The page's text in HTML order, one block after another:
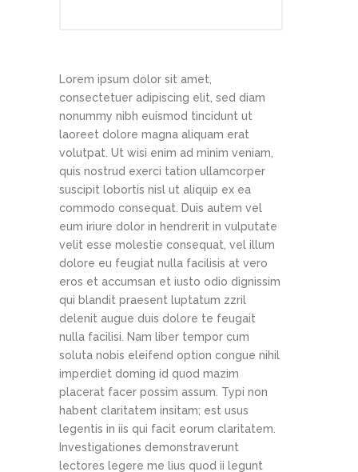
Lorem ipsum dolor sit amet,
consectetuer adipiscing elit, sed diam
nonummy nibh euismod tincidunt ut
laoreet dolore magna aliquam erat
volutpat. Ut wisi enim ad minim veniam,
quis nostrud exerci tation ullamcorper
suscipit lobortis nisl ut aliquip ex ea
commodo consequat. Duis autem vel
eum iriure dolor in hendrerit in vulputate
velit esse molestie consequat, vel illum
dolore eu feugiat nulla facilisis at vero
eros et accumsan et iusto odio dignissim
qui blandit praesent luptatum zzril
delenit augue duis dolore te feugait
nulla facilisi. Nam liber tempor cum
soluta nobis eleifend option congue nihil
imperdiet doming id quod mazim
placerat facer possim assum. Typi non
habent claritatem insitam; est usus
legentis in iis qui facit eorum claritatem.
Investigationes demonstraverunt
lectores legere me lius quod ii legunt